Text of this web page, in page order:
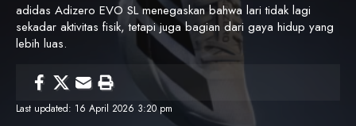
adidas Adizero EVO SL menegaskan bahwa lari tidak lagi
sekadar aktivitas fisik, tetapi juga bagian dari gaya hidup yang
lebih luas.
Last updated: 16 April 2026 3:20 pm